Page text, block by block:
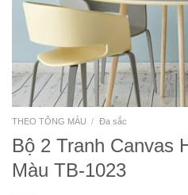
THEO TÔNG MÀU / Đa sắc
Bộ 2 Tranh Canvas
Màu TB-1023